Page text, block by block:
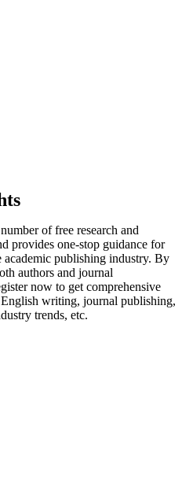
of free research and
provides one-stop guidance for
academic publishing industry. By
authors and journal
now to get comprehensive
writing, journal publishing,
trends, etc.